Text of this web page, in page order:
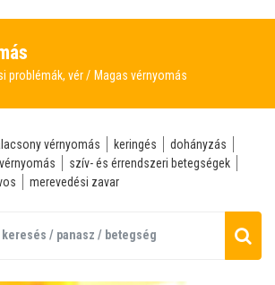
problémák, vér Magas vérnyomás
vérnyomás keringés
dohányzás
szív- és érrendszeri betegségek
merevedési zavar